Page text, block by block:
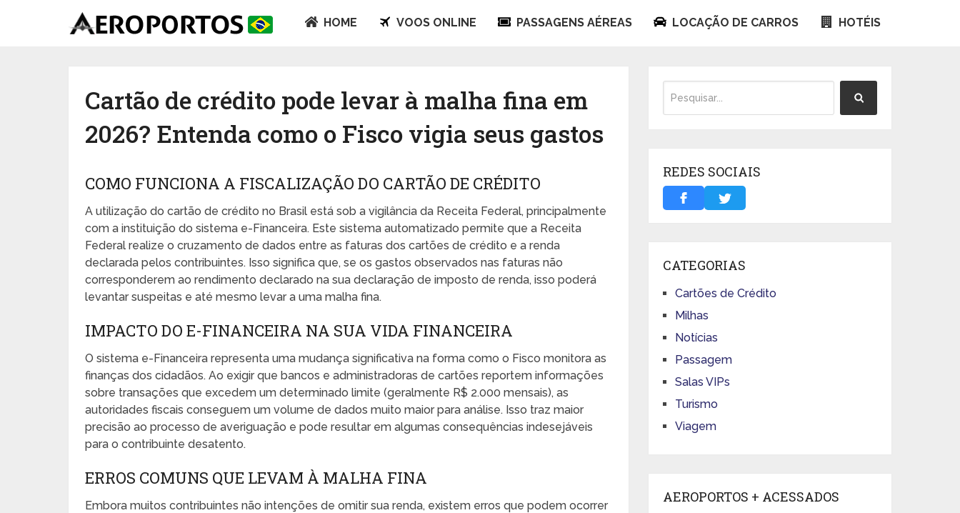
HOME VOOS ONLINE PASSAGENS AÉREAS LOCAÇÃO DE CARROS HOTÉIS
Cartão de crédito pode levar à malha fina em
2026? Entenda como o Fisco vigia seus gastos
COMO FUNCIONA A FISCALIZAÇÃO DO CARTÃO DE CRÉDITO
A utilização do cartão de crédito no Brasil está sob a vigilância da Receita Federal, principalmente
com a instituição do sistema e-Financeira. Este sistema automatizado permite que a Receita
Federal realize o cruzamento de dados entre as faturas dos cartões de crédito e a renda
declarada pelos contribuintes. Isso significa que, se os gastos observados nas faturas não
corresponderem ao rendimento declarado na sua declaração de imposto de renda, isso poderá
levantar suspeitas e até mesmo levar a uma malha fina.
IMPACTO DO E-FINANCEIRA NA SUA VIDA FINANCEIRA
O sistema e-Financeira representa uma mudança significativa na forma como o Fisco monitora as
finanças dos cidadãos. Ao exigir que bancos e administradoras de cartões reportem informações
sobre transações que excedem um determinado limite (geralmente R$ 2.000 mensais), as
autoridades fiscais conseguem um volume de dados muito maior para análise. Isso traz maior
precisão ao processo de averiguação e pode resultar em algumas consequências indesejáveis
para o contribuinte desatento.
ERROS COMUNS QUE LEVAM À MALHA FINA
Embora muitos contribuintes não intenções de omitir sua renda, existem erros que podem ocorrer
REDES SOCIAIS
CATEGORIAS
Cartões de Crédito
Milhas
Notícias
Passagem
Salas VIPs
Turismo
Viagem
AEROPORTOS + ACESSADOS